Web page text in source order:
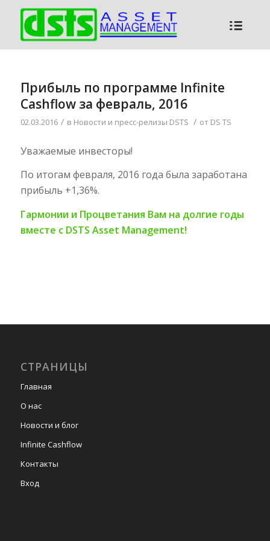
Прибыль по программе Infinite
Cashflow за февраль, 2016
02.03.2016 / в Новости и пресс-релизы DSTS / от DS TS
Уважаемые инвесторы!
По итогам февраля, 2016 года была заработана
прибыль +1,36%.
Гармонии и Процветания Вам на долгие годы
вместе с DSTS Asset Management!
СТРАНИЦЫ
Главная
О нас
Новости и блог
Infinite Cashflow
Контакты
Вход